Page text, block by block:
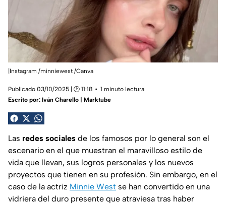
|Instagram /minniewest /Canva
Publicado 03/10/2025 | 🕑 11:18
1 minuto lectura
Escrito por: Iván Charello | Marktube
Las redes sociales de los famosos por lo general son el
escenario en el que muestran el maravilloso estilo de
vida que llevan, sus logros personales y los nuevos
proyectos que tienen en su profesión. Sin embargo, en el
caso de la actriz Minnie West se han convertido en una
vidriera del duro presente que atraviesa tras haber